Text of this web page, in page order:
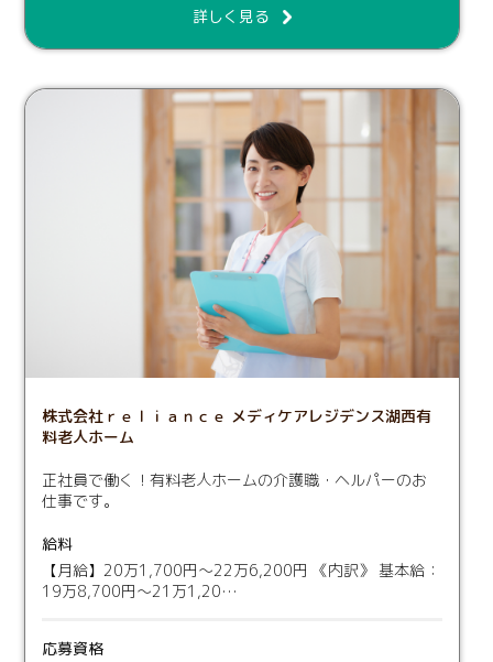
詳しく見る
株式会社ｒｅｌｉａｎｃｅ メディケアレジデンス湖西有
料老人ホーム
正社員で働く！有料老人ホームの介護職・ヘルパーのお
仕事です。
給料
【月給】20万1,700円〜22万6,200円 《内訳》 基本給：
19万8,700円〜21万1,20…
応募資格